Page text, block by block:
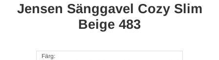
Jensen Sänggavel Cozy Slim
Beige 483
Färg: